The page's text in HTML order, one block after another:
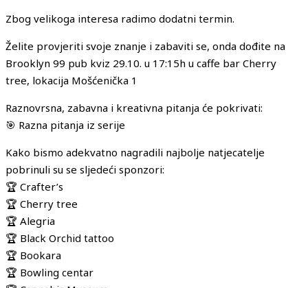
Zbog velikoga interesa radimo dodatni termin.
Želite provjeriti svoje znanje i zabaviti se, onda dođite na
Brooklyn 99 pub kviz 29.10. u 17:15h u caffe bar Cherry
tree, lokacija Mošćenička 1
Raznovrsna, zabavna i kreativna pitanja će pokrivati:
🎯 Razna pitanja iz serije
Kako bismo adekvatno nagradili najbolje natjecatelje
pobrinuli su se sljedeći sponzori:
🏆 Crafter’s
🏆 Cherry tree
🏆 Alegria
🏆 Black Orchid tattoo
🏆 Bookara
🏆 Bowling centar